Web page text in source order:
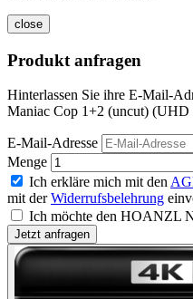
close
Produkt anfragen
Hinterlassen Sie ihre E-Mail-
Maniac Cop 1+2 (uncut)
E-Mail-Adresse
Menge
Ich erkläre mich mit den
mit derWiderrufsbelehrung
Ich möchte den HOANZL